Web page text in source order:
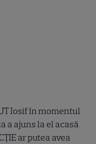
Iosif în momentul
a ajuns la el acasă
ar putea avea